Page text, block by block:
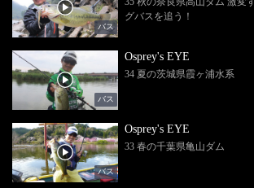
バス
グバスを追う！
バス
Osprey's EYE
34 夏の茨城県霞ヶ浦水系
バス
Osprey's EYE
33 春の千葉県亀山ダム